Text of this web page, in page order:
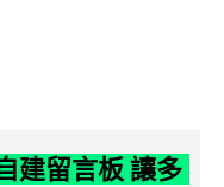
建留言板 讓多